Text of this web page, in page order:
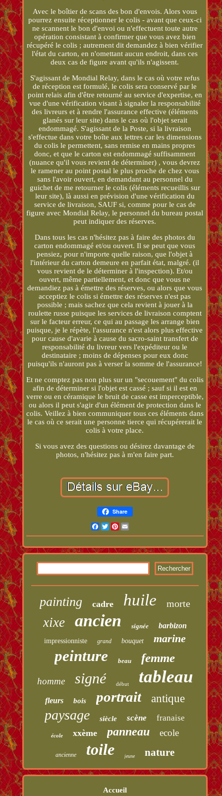
Avec le boîtier de scans des bon d'envois. Alors vous
pourrez ensuite réceptionner le colis - avant que ceux-ci
ne scannent le bon d'envoi ou n'effectuent toute autre
opération consistant à confirmer que vous avez bien
récupéré le colis ; autrement dit demandez à bien vérifier
l'état du carton, en n'omettant aucun endroit, dans ces
deux cas de figure avant qu'ils n'agissent.
S'agissant de Mondial Relay, dans le cas où votre refus
de réception est formulé, le colis sera conservé par le
point relais afin d'être retourné au service d'expertise, en
vue d'une vérification visant à signaler la responsabilité
des livreurs et à rendre l'assurance effective (éléments
glanés sur leur site) dans le cas où l'objet serait
endommagé. S'agissant de la Poste, si la livraison
s'effectue dans votre boîte aux lettres car les dimensions
du colis le permettent, sans remise en mains propres
donc, et que le carton est endommagé suffisamment
(nuance qu'il vous revient de déterminer) , vous devrez
le ramener au point postal le plus proche de chez vous
sans l'avoir ouvert, en demandant au personnel du
guichet de me retourner le colis (éléments recueillis sur
leur site), là aussi en prévision d'une vérification du
service de livraison, SAUF si, comme pour le cas de
figure avec Mondial Relay, le personnel du bureau postal
peut indiquer des réserves.
Dans tous les cas n'hésitez pas à faire des photos du
carton endommagé et/ou ouvert. Il se peut que vous
pensiez, pour n'importe quelle raison, que l'objet à
l'intérieur du carton demeure en parfait état, malgré. (il
vous revient de le déterminer à l'inspection). Et/ou
ouvert, même partiellement, et donc que vous ne
demandiez pas à émettre des réserves, ou alors que vous
acceptiez le colis si émettre des réserves n'est pas
possible ; mais sachez que cela revient à jouer à la
roulette russe puisque les services de livraison comptent
sur le facteur erreur, ce qui au passage les arrange bien
puisque, je le répète, l'assurance n'est alors plus effective
pour cause d'avarie à cause du sacro-saint transfert de
responsabilité du livreur vers l'expéditeur ou le
destinataire ; moins de dépenses pour eux donc
puisqu'ils n'auront pas à verser la somme de l'assurance!
Et ne comptez pas non plus sur un "secouement" du colis
afin de déterminer si l'objet est cassé ; sauf si il est en
verre ou en céramique le bruit de casse est imperceptible,
ou alors il peut s'agir d'un élément de protection dans le
colis. Veillez à bien communiquer tous ces éléments dans
le cas où ce serait une personne tierce qui récupérerait le
colis à votre place.
Si vous avez des questions ou désirez davantage de
photos, n'hésitez pas à m'en faire part.
Share
Facebook
TwitterPinterest
painting cadre huile morte
xixe ancien signée barbizon
impressionniste grand bouquet marine
peinture beau femme
homme signé début tableau
fleurs bois portrait antique
paysage siècle scène franaise
école xxème panneau ecole
ancienne toile jeune nature
Accueil